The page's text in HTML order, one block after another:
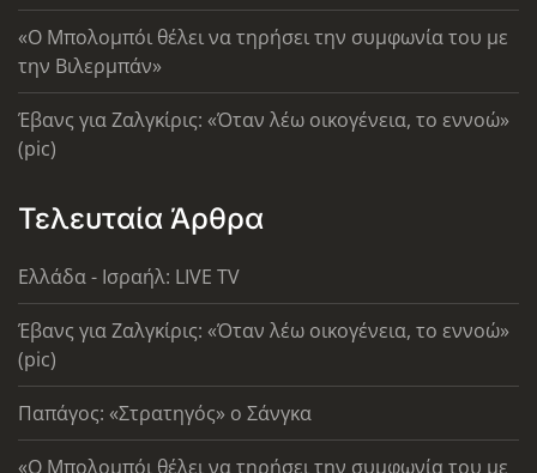
«Ο Μπολομπόι θέλει να τηρήσει την συμφωνία του με
την Βιλερμπάν»
Έβανς για Ζαλγκίρις: «Όταν λέω οικογένεια, το εννοώ»
(pic)
Τελευταία Άρθρα
Ελλάδα - Ισραήλ: LIVE TV
Έβανς για Ζαλγκίρις: «Όταν λέω οικογένεια, το εννοώ»
(pic)
Παπάγος: «Στρατηγός» ο Σάνγκα
«Ο Μπολομπόι θέλει να τηρήσει την συμφωνία του με